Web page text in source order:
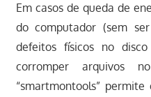
Em casos de queda de
do computador (sem
defeitos físicos no
corromper arquivos
“smartmontools”